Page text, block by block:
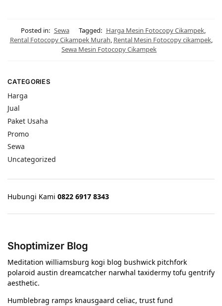
Posted in: Sewa Tagged: Harga Mesin Fotocopy Cikampek,
Rental Fotocopy Cikampek Murah, Rental Mesin Fotocopy cikampek,
Sewa Mesin Fotocopy Cikampek
CATEGORIES
Harga
Jual
Paket Usaha
Promo
Sewa
Uncategorized
Hubungi Kami 0822 6917 8343
Shoptimizer Blog
Meditation williamsburg kogi blog bushwick pitchfork
polaroid austin dreamcatcher narwhal taxidermy tofu gentrify
aesthetic.
Humblebrag ramps knausgaard celiac, trust fund